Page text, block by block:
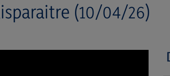
(10/04/26)